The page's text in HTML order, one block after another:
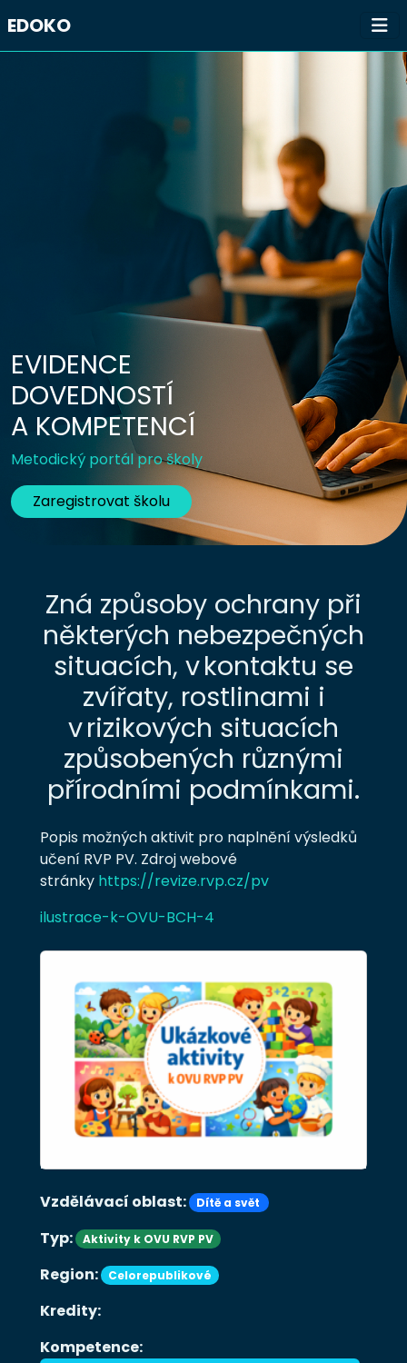
EVIDENCE
DOVEDNOSTÍ
A KOMPETENCÍ
Metodický portál pro školy
Zaregistrovat školu
EDOKO
Zná způsoby ochrany při
některých nebezpečných
situacích, v kontaktu se
zvířaty, rostlinami i
v rizikových situacích
způsobených různými
přírodními podmínkami.
Popis možných aktivit pro naplnění výsledků
učení RVP PV. Zdroj webové
stránky https://revize.rvp.cz/pv
ilustrace-k-OVU-BCH-4
Vzdělávací oblast: Dítě a svět
Typ: Aktivity k OVU RVP PV
Region: Celorepublikové
Kredity:
Kompetence: